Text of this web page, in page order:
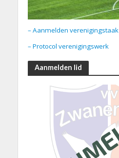
– Aanmelden verenigingstaak
– Protocol verenigingswerk
Aanmelden lid